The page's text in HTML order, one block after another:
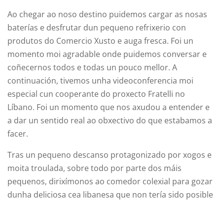
Ao chegar ao noso destino puidemos cargar as nosas
baterías e desfrutar dun pequeno refrixerio con
produtos do Comercio Xusto e auga fresca. Foi un
momento moi agradable onde puidemos conversar e
coñecernos todos e todas un pouco mellor. A
continuación, tivemos unha videoconferencia moi
especial cun cooperante do proxecto Fratelli no
Líbano. Foi un momento que nos axudou a entender e
a dar un sentido real ao obxectivo do que estabamos a
facer.
Tras un pequeno descanso protagonizado por xogos e
moita troulada, sobre todo por parte dos máis
pequenos, dirixímonos ao comedor colexial para gozar
dunha deliciosa cea libanesa que non tería sido posible